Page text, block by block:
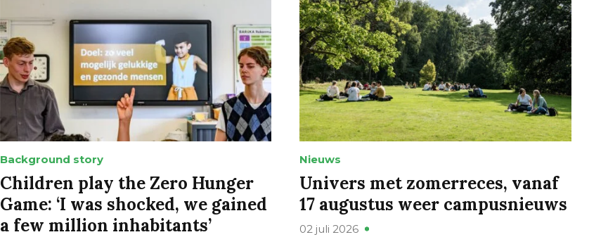
Background story
Children play the Zero Hunger
Game: ‘I was shocked, we gained
a few million inhabitants’
Nieuws
Univers met zomerreces, vanaf
17 augustus weer campusnieuws
02 juli 2026